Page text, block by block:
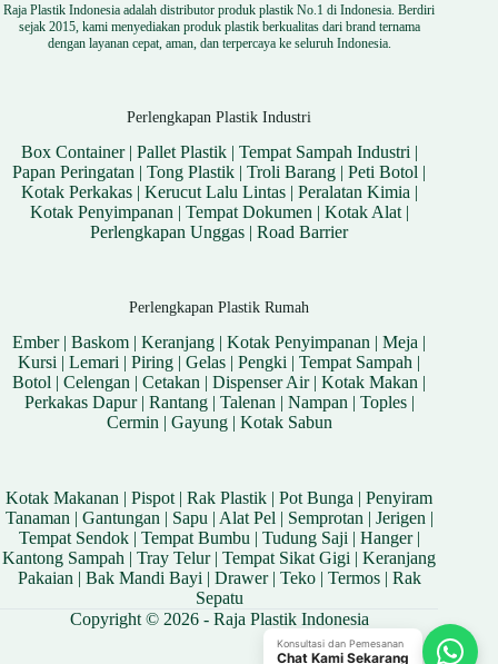
Raja Plastik Indonesia adalah distributor produk plastik No.1 di Indonesia. Berdiri
sejak 2015, kami menyediakan produk plastik berkualitas dari brand ternama
dengan layanan cepat, aman, dan terpercaya ke seluruh Indonesia.
Perlengkapan Plastik Industri
Box Container| Pallet Plastik| Tempat Sampah Industri |
Papan Peringatan |Tong Plastik |Troli Barang |Peti Botol |
Kotak Perkakas| Kerucut Lalu Lintas| Peralatan Kimia |
Kotak Penyimpanan | Tempat Dokumen | Kotak Alat|
Perlengkapan Unggas |Road Barrier
Perlengkapan Plastik Rumah
Ember|Baskom |Keranjang |Kotak Penyimpanan |Meja |
Kursi |Lemari |Piring |Gelas |Pengki |Tempat Sampah |
Botol |Celengan |Cetakan |Dispenser Air|Kotak Makan |
Perkakas Dapur| Rantang| Talenan | Nampan | Toples|
Cermin | Gayung| Kotak Sabun
Kotak Makanan |Pispot |Rak Plastik |Pot Bunga |Penyiram
Tanaman | Gantungan | Sapu | Alat Pel | Semprotan | Jerigen |
Tempat Sendok| Tempat Bumbu | Tudung Saji | Hanger|
Kantong Sampah |Tray Telur|Tempat Sikat Gigi |Keranjang
Pakaian | Bak Mandi Bayi | Drawer| Teko| Termos| Rak
Sepatu
Copyright © 2026 - Raja Plastik Indonesia
Konsultasi dan Pemesanan
Chat Kami Sekarang